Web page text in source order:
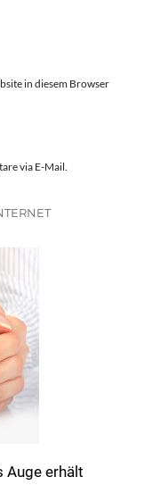
in diesem Browser
via E-Mail.
Auge erhält